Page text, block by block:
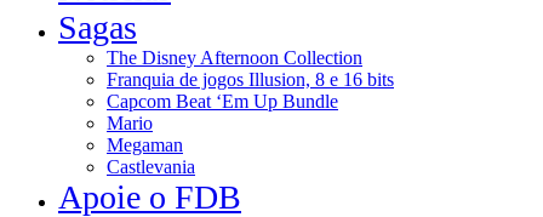
Sagas
The Disney Afternoon Collection
Franquia de jogos Illusion, 8 e 16 bits
Capcom Beat ‘Em Up Bundle
Mario
Megaman
Castlevania
Apoie o FDB